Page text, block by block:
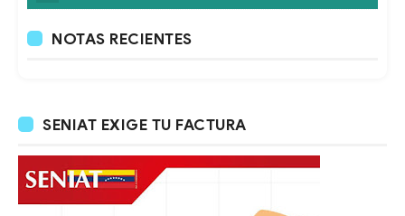
NOTAS RECIENTES
SENIAT EXIGE TU FACTURA